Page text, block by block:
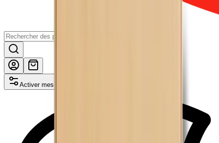
Activer mes avantages